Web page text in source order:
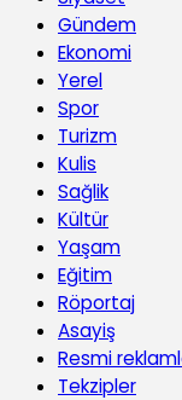
Gündem
Ekonomi
Yerel
Spor
Turizm
Kulis
Sağlik
Kültür
Yaşam
Eğitim
Röportaj
Asayiş
Resmi
Tekzipler